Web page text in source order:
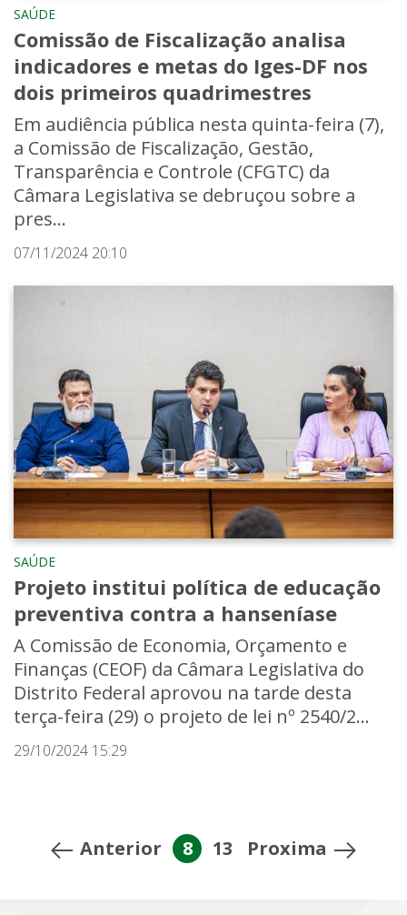
SAÚDE
Comissão de Fiscalização analisa
indicadores e metas do Iges-DF nos
dois primeiros quadrimestres
Em audiência pública nesta quinta-feira (7),
a Comissão de Fiscalização, Gestão,
Transparência e Controle (CFGTC) da
Câmara Legislativa se debruçou sobre a
pres...
07/11/2024 20:10
SAÚDE
Projeto institui política de educação
preventiva contra a hanseníase
A Comissão de Economia, Orçamento e
Finanças (CEOF) da Câmara Legislativa do
Distrito Federal aprovou na tarde desta
terça-feira (29) o projeto de lei nº 2540/2...
29/10/2024 15:29
Anterior 8 13 Proxima